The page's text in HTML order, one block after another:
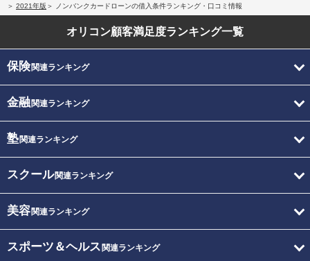
2021年版
ノンバンクカードローンの借入条件ランキング・口コミ情報
オリコン顧客満足度ランキング一覧
保険関連ランキング
金融関連ランキング
塾関連ランキング
スクール関連ランキング
美容関連ランキング
スポーツ＆ヘルス 関連ランキング